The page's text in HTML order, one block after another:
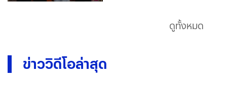
ดูทั้งหมด
ข่าววิดีโอล่าสุด